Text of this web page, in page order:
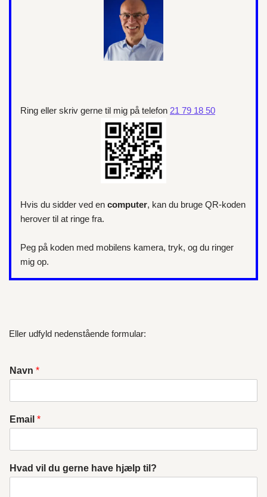
Ring eller skriv gerne til mig på telefon 21 79 18 50
Hvis du sidder ved en computer, kan du bruge QR-koden
herover til at ringe fra.
Peg på koden med mobilens kamera, tryk, og du ringer
mig op.
Eller udfyld nedenstående formular:
Navn *
Email *
Hvad vil du gerne have hjælp til?